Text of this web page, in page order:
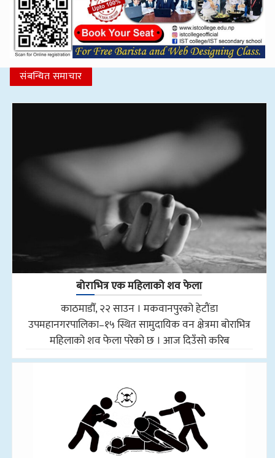
संबन्धित समाचार
बोराभित्र एक महिलाको शव फेला
काठमाडौँ, २२ साउन । मकवानपुरको हेटौंडा
उपमहानगरपालिका–१५ स्थित सामुदायिक वन क्षेत्रमा बोराभित्र
महिलाको शव फेला परेको छ । आज दिउँसो करिब